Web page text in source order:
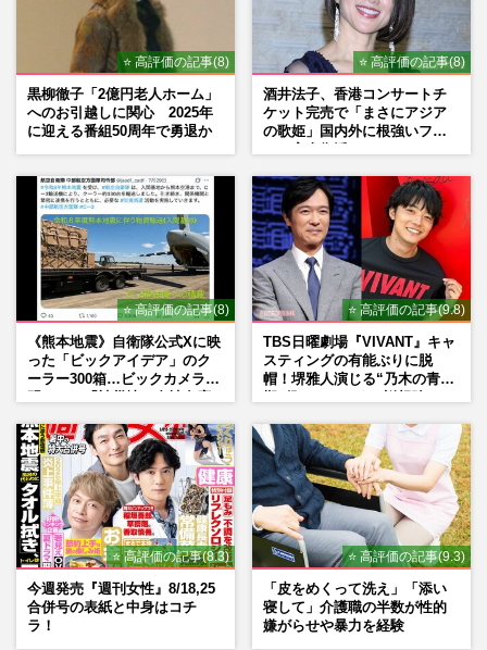
⭐ 高評価の記事(8)
黒柳徹子「2億円老人ホーム」
へのお引越しに関心 2025年
に迎える番組50周年で勇退か
⭐ 高評価の記事(8)
酒井法子、香港コンサートチ
ケット完売で「まさにアジア
の歌姫」国内外に根強いファ
⭐ 高評価の記事(8)
《熊本地震》自衛隊公式Xに映
った「ビックアイデア」のク
ーラー300箱…ビックカメラが
⭐ 高評価の記事(9.8)
TBS日曜劇場『VIVANT』キャ
スティングの有能ぶりに脱
帽！堺雅人演じる“乃木の青年
マン長男・櫻井海音だった
⭐ 高評価の記事(8.3)
今週発売『週刊女性』8/18,25
合併号の表紙と中身はコチ
ラ！
⭐ 高評価の記事(9.3)
「皮をめくって洗え」「添い
寝して」介護職の半数が性的
嫌がらせや暴力を経験